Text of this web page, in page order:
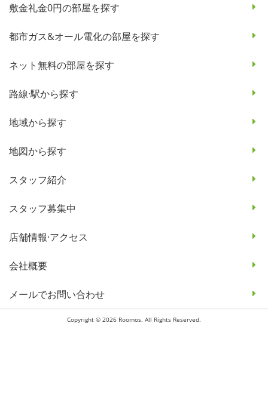
敷金礼金0円の部屋を探す
都市ガス&オール電化の部屋を探す
ネット無料の部屋を探す
路線·駅から探す
地域から探す
地図から探す
スタッフ紹介
スタッフ募集中
店舗情報·アクセス
会社概要
メールでお問い合わせ
Copyright © 2026 Roomos. All Rights Reserved.